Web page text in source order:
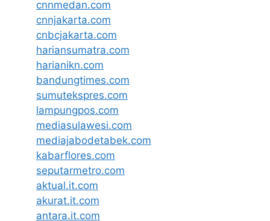
cnnmedan.com
cnnjakarta.com
cnbcjakarta.com
hariansumatra.com
harianikn.com
bandungtimes.com
sumutekspres.com
lampungpos.com
mediasulawesi.com
mediajabodetabek.com
kabarflores.com
seputarmetro.com
aktual.it.com
akurat.it.com
antara.it.com